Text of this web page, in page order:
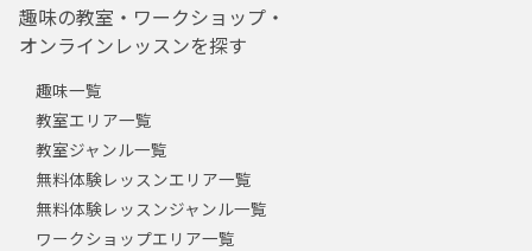
趣味の教室・ワークショップ・
オンラインレッスンを探す
趣味一覧
教室エリア一覧
教室ジャンル一覧
無料体験レッスンエリア一覧
無料体験レッスンジャンル一覧
ワークショップエリア一覧